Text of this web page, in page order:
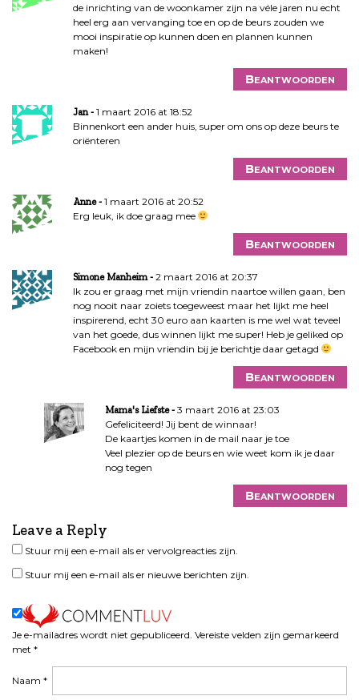
de inrichting van de woonkamer zijn na véle jaren nu echt
heel erg aan vervanging toe en op de beurs zouden we
mooi inspiratie op kunnen doen en plannen kunnen
maken!
Beantwoorden
Jan
1 maart 2016 at 18:52
Binnenkort een ander huis, super om ons op deze beurs te
oriënteren
Beantwoorden
Anne
1 maart 2016 at 20:52
Erg leuk, ik doe graag mee
Beantwoorden
Simone Manheim
2 maart 2016 at 20:37
Ik zou er graag met mijn vriendin naartoe willen gaan, ben
nog nooit naar zoiets toegeweest maar het lijkt me heel
inspirerend, echt 30 euro aan kaarten is me wel wat teveel
van het goede, dus winnen lijkt me super! Heb je geliked op
Facebook en mijn vriendin bij je berichtje daar getagd
Beantwoorden
Mama's Liefste
3 maart 2016 at 23:03
Gefeliciteerd! Jij bent de winnaar!
De kaartjes komen in de mail naar je toe
Veel plezier op de beurs en wie weet kom ik je daar
nog tegen
Beantwoorden
Leave a Reply
Je e-mailadres wordt niet gepubliceerd. Vereiste velden zijn gemarkeerd
met *
Naam *
Stuur mij een e-mail als er vervolgreacties zijn.
Stuur mij een e-mail als er nieuwe berichten zijn.